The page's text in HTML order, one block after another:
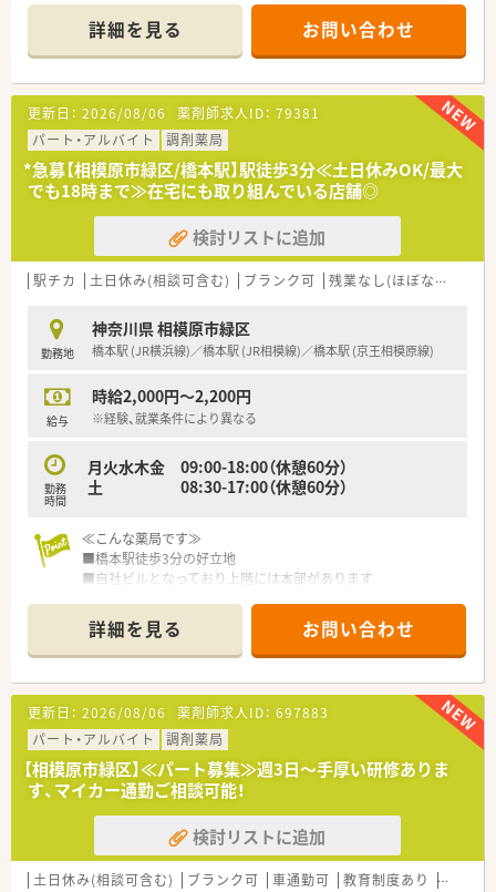
■外来対応の他、在宅にも積極的に取り組んでいます
■一包化監査支援システム（PROOFIT）導入済み
■調剤薬局の隣にドラッグストアも繋がっており、そちらの店舗
では食料品・化粧品等の生活用品も販売
■特に化粧品は高評価で、手に入りにくい商品も取り揃えてお
り、患者様・お客様の求めるものを考えて配置されています
■常勤薬剤師も調剤事務も複数名在籍しており、周囲から業務の
サポートを受けながらお仕事できます
■基本的に年中無休（年末年始除く）で開局しているため、メンバ
ーはシフト制での勤務
≪こんな会社です≫
■東京・神奈川に調剤薬局・ドラッグストアを複数店舗展開
■借上社宅制度：家賃最大50%負担（独身者対象）
う社員一人ひとりが意識的に取り組んでいます
■患者様やドクターからの信頼を第一に感動・感謝を生み出す工
夫を各自で考えています
≪教育研修体制≫
管理薬剤師はじめ、先輩社員からしっかりご指導いただけます
■月1回程度、社内勉強会やメーカー担当者を呼んでの勉強会を
実施
を変えながら工夫して行っています
≪こんな方にオススメ≫
■外来も在宅もどちらにも携わりたい方
■MR出身者などの採用実績もあり
対外的なコミュニケーション能力を重視して採用しています
をお持ちです
薬剤師としての調剤スキルよりも人間力・対応力を大切にしてい
ます
■運転できるメンバーがいるため、自動車運転が難しい方でも在
宅にチャレンジできる環境があります
■ご経験や入社後の貢献により600万円以上の高年収も期待で
きる企業なので、しっかり貢献ししっかり稼ぎたい方にもオスス
詳細を見る お問い合わせ
更新日： 2026/08/06 薬剤師求人ID： 79381
パート・アルバイト
調剤薬局
*急募【相模原市緑区/橋本駅】駅徒歩3分≪土日休みOK/最大
でも18時まで≫在宅にも取り組んでいる店舗◎
検討リストに追加
駅チカ 土日休み(相談可含む) ブランク可 残業なし(ほぼなし含む)
勤務地
神奈川県 相模原市緑区
橋本駅 (JR横浜線)／橋本駅 (JR相模線)／橋本駅 (京王相模原線)
給与
時給2,000円～2,200円
※経験、就業条件により異なる
勤務
時間
月火水木金 09:00-18:00（休憩60分）
土 08:30-17:00（休憩60分）
≪こんな薬局です≫
■橋本駅徒歩3分の好立地
■自社ビルとなっており上階には本部があります
■橋本駅周辺に5店舗以上系列店があるためメンバーの突発的な
お休み等が発生しても安心です
■30～60代の幅広い年齢層のメンバーが活躍中！
■この店舗では主に施設・個人在宅を中心に対応しています
■施設は約5件、個人宅は約60件程の患者様をメンバーで分担し
て担当しています
■往診同行の機会もあり在宅スキルが磨けます
■店舗は無菌調剤室も完備
■終末期医療を担える薬剤師を目指せます
■マイカー通勤OK
≪こんな企業です≫
■神奈川・東京中心に約100店舗展開の中堅チェーン
■店舗数は多いですが定期異動はなく、本人の希望がなければ異
詳細を見る お問い合わせ
更新日： 2026/08/06 薬剤師求人ID： 697883
パート・アルバイト
調剤薬局
【相模原市緑区】≪パート募集≫週3日～手厚い研修ありま
す、マイカー通勤ご相談可能！
検討リストに追加
土日休み(相談可含む) ブランク可 車通勤可 教育制度あり 在宅